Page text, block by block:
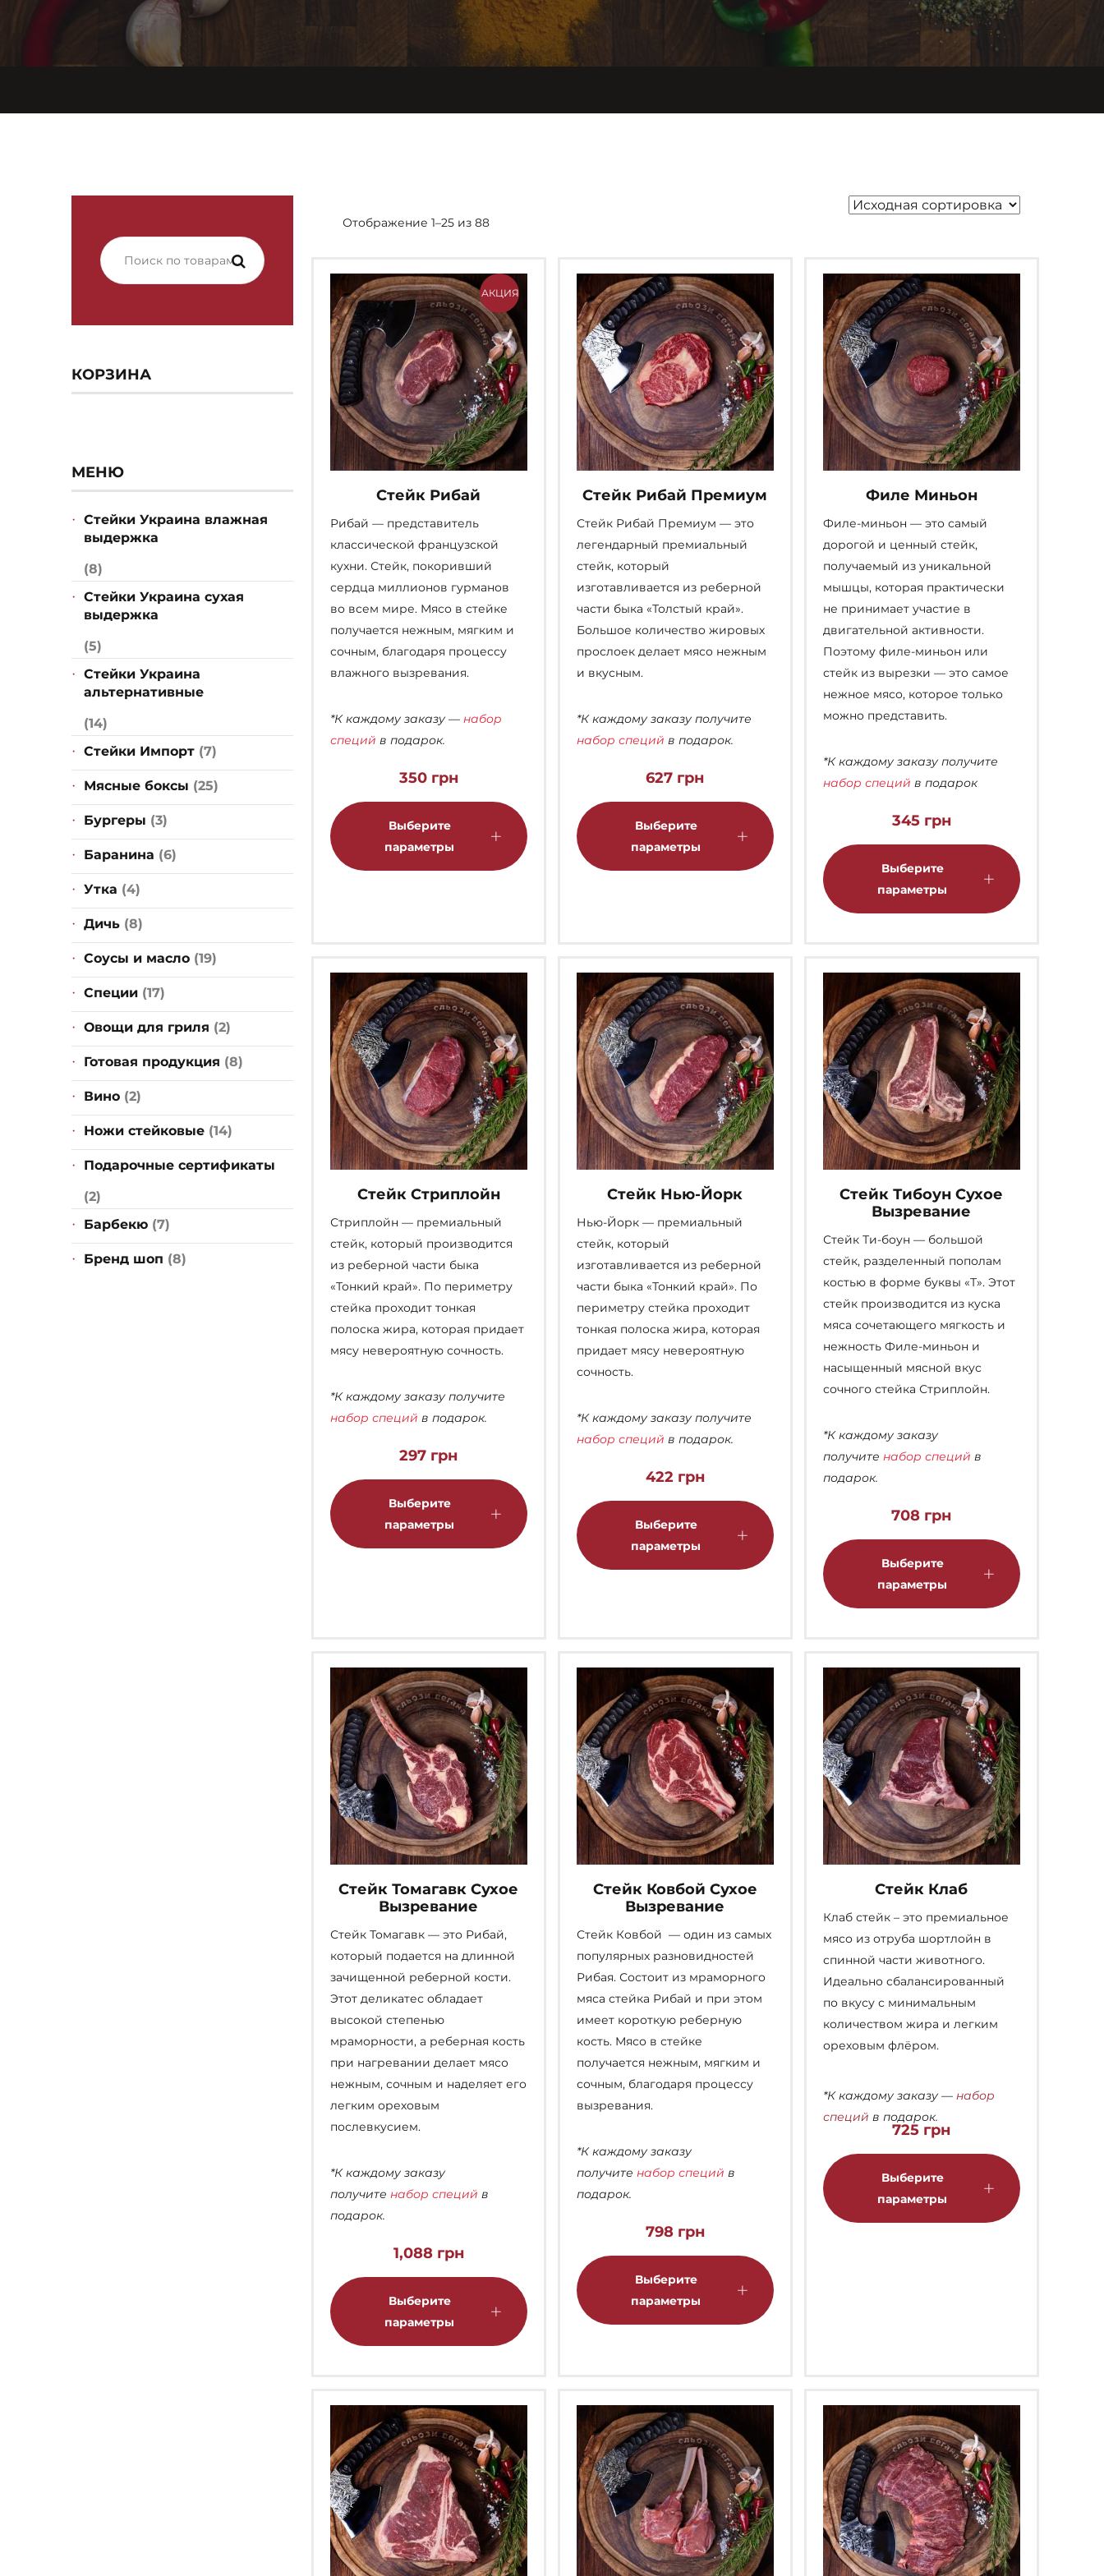
Отображение 1–25 из 88
АКЦИЯ
Стейк Рибай
Рибай — представитель
классической французской
кухни. Стейк, покоривший
сердца миллионов гурманов
во всем мире. Мясо в стейке
получается нежным, мягким и
сочным, благодаря процессу
влажного вызревания.
*К каждому заказу — набор
специй в подарок.
350 грн
Выберите
параметры
имеет
несколько
на
Стейк Рибай Премиум
Стейк Рибай Премиум — это
легендарный премиальный
стейк, который
изготавливается из реберной
части быка «Толстый край».
Большое количество жировых
прослоек делает мясо нежным
и вкусным.
*К каждому заказу получите
набор специй в подарок.
627 грн
Выберите
параметры
имеет
несколько
вариаций.
на
странице
Филе Миньон
Филе-миньон — это самый
дорогой и ценный стейк,
получаемый из уникальной
мышцы, которая практически
не принимает участие в
двигательной активности.
Поэтому филе-миньон или
стейк из вырезки — это самое
нежное мясо, которое только
можно представить.
*К каждому заказу получите
набор специй в подарок
345 грн
Выберите
параметры
имеет
можно
Стейк Стриплойн
Стриплойн — премиальный
стейк, который производится
из реберной части быка
«Тонкий край». По периметру
стейка проходит тонкая
полоска жира, которая придает
мясу невероятную сочность.
*К каждому заказу получите
набор специй в подарок.
297 грн
Выберите
параметры
имеет
несколько
вариаций.
странице
Стейк Нью-Йорк
Нью-Йорк — премиальный
стейк, который
изготавливается из реберной
части быка «Тонкий край». По
периметру стейка проходит
тонкая полоска жира, которая
придает мясу невероятную
сочность.
*К каждому заказу получите
набор специй в подарок.
422 грн
Выберите
параметры
имеет
несколько
вариаций.
на
Стейк Тибоун Сухое
Вызревание
Стейк Ти-боун — большой
стейк, разделенный пополам
костью в форме буквы «Т». Этот
стейк производится из куска
мяса сочетающего мягкость и
нежность Филе-миньон и
насыщенный мясной вкус
сочного стейка Стриплойн.
*К каждому заказу
получите набор специй в
подарок.
708 грн
Выберите
параметры
имеет
можно
странице
Стейк Томагавк Сухое
Вызревание
Стейк Томагавк — это Рибай,
который подается на длинной
зачищенной реберной кости.
Этот деликатес обладает
высокой степенью
мраморности, а реберная кость
при нагревании делает мясо
нежным, сочным и наделяет его
легким ореховым
послевкусием.
*К каждому заказу
получите набор специй в
подарок.
1,088 грн
Выберите
параметры
имеет
можно
странице
товара.
Стейк Ковбой Сухое
Вызревание
Стейк Ковбой — один из самых
популярных разновидностей
Рибая. Состоит из мраморного
мяса стейка Рибай и при этом
имеет короткую реберную
кость. Мясо в стейке
получается нежным, мягким и
сочным, благодаря процессу
вызревания.
*К каждому заказу
получите набор специй в
подарок.
798 грн
Выберите
параметры
имеет
выбрать
странице
Стейк Клаб
Клаб стейк – это премиальное
мясо из отруба шортлойн в
спинной части животного.
Идеально сбалансированный
по вкусу с минимальным
количеством жира и легким
ореховым флёром.
*К каждому заказу — набор
специй в подарок.
725 грн
Выберите
параметры
имеет
Искать:
КОРЗИНА
МЕНЮ
Стейки Украина влажная
выдержка
(8)
Стейки Украина сухая
выдержка
(5)
Стейки Украина
альтернативные
(14)
Стейки Импорт (7)
Мясные боксы (25)
Бургеры (3)
Баранина (6)
Утка (4)
Дичь (8)
Соусы и масло (19)
Специи (17)
Овощи для гриля (2)
Готовая продукция (8)
Вино (2)
Ножи стейковые (14)
Подарочные сертификаты
(2)
Барбекю (7)
Бренд шоп (8)